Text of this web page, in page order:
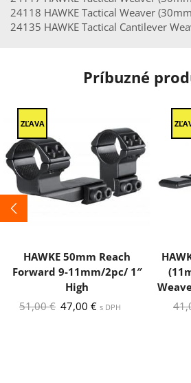
24118 HAWKE Tactical Weaver
24135 HAWKE Tactical Cantilever
Príbuzné
ZĽAVA
HAWKE 50mm Reach
Forward 9-11mm/2pc/ 1″
High
51,00€ Pôvodná
47,00 €Aktuálna
s DPH